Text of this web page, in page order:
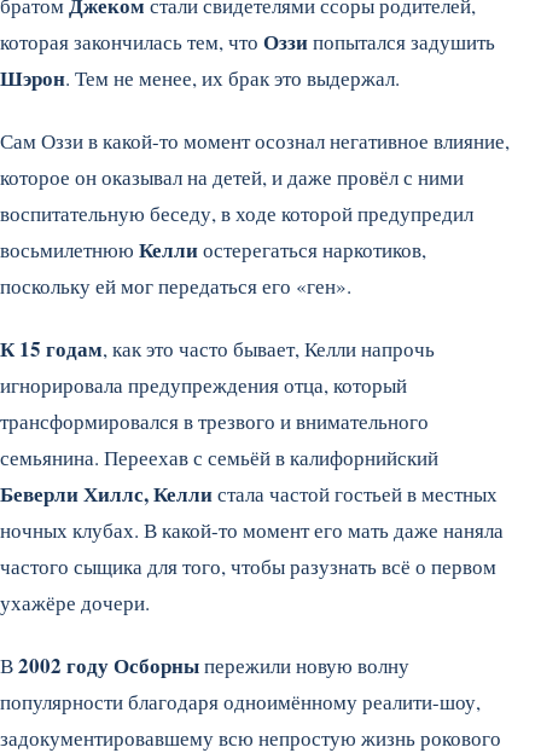
которая закончилась тем, что Оззипопытался задушить
Шэрон. Тем не менее, их брак это выдержал.
Сам Оззи в какой-то момент осознал негативное влияние,
которое он оказывал на детей, и даже провёл с ними
воспитательную беседу, в ходе которой предупредил
восьмилетнюю Келлиостерегаться наркотиков,
поскольку ей мог передаться его «ген».
К 15 годам, как это часто бывает, Келли напрочь
игнорировала предупреждения отца, который
трансформировался в трезвого и внимательного
семьянина. Переехав с семьёй в калифорнийский
Беверли Хиллс, Келлистала частой гостьей в местных
ночных клубах. В какой-то момент его мать даже наняла
частого сыщика для того, чтобы разузнать всё о первом
ухажёре дочери.
В2002 году Осборныпережили новую волну
популярности благодаря одноимённому реалити-шоу,
задокументировавшему всю непростую жизнь рокового